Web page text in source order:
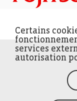
Certains
services
autorisation